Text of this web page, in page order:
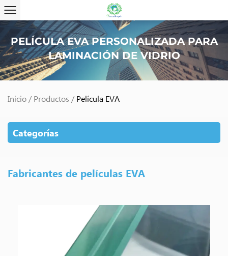
PELÍCULA EVA PERSONALIZADA PARA
LAMINACIÓN DE VIDRIO
Inicio / Productos / Película EVA
Categorías
Fabricantes de películas EVA